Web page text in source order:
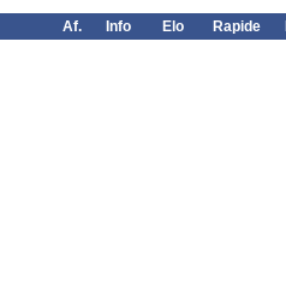
Af. Info Elo Rapide